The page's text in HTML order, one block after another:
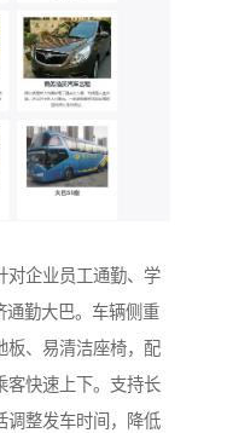
对企业员工通勤、学
通勤大巴。车辆侧重
板、易清洁座椅，配
客快速上下。支持长
调整发车时间，降低